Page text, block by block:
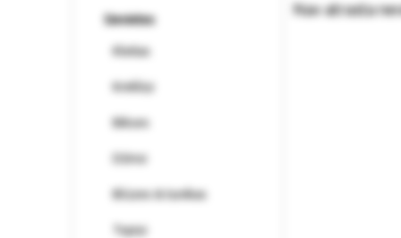
Sievietes
Kleitas
Krekliņi
Bikses
Džinsi
Blūzes & tunikas
Topiņi
Nav atrasta